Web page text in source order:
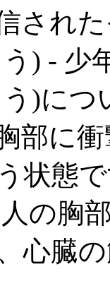
され
) - 少
)に
部に
状態
の胸
心臓